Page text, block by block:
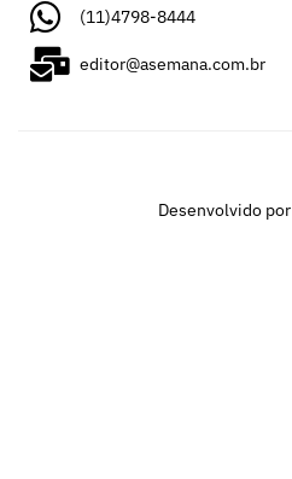
(11)4798-8444
editor@asemana.com.br
Desenvolvido por